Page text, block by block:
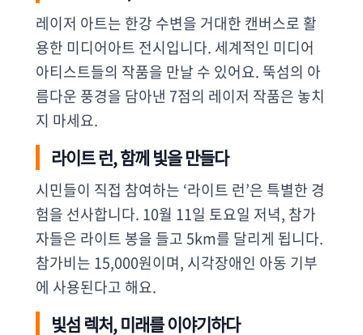
레이저 아트는 한강 수변을 거대한 캔버스로 활
용한 미디어아트 전시입니다. 세계적인 미디어
아티스트들의 작품을 만날 수 있어요. 뚝섬의 아
름다운 풍경을 담아낸 7점의 레이저 작품은 놓치
지 마세요.
라이트 런, 함께 빛을 만들다
시민들이 직접 참여하는 ‘라이트 런’은 특별한 경
험을 선사합니다. 10월 11일 토요일 저녁, 참가
자들은 라이트 봉을 들고 5km를 달리게 됩니다.
참가비는 15,000원이며, 시각장애인 아동 기부
에 사용된다고 해요.
빛섬 렉처, 미래를 이야기하다